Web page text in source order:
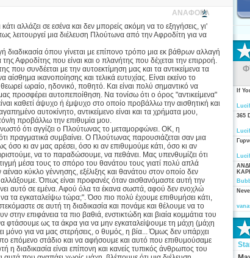
ΑΝΑΦΟΡΑ
αλλάζει σε εσένα και δεν μπορείς ακόμη να το εξηγήσεις, γι'
λειτουργεί μια διέλευση Πλούτωνα από την Αφροδίτη για να
όπου γίνεται με επίπονο τρόπο μια εκ βάθρων αλλαγή
Αφροδίτης που είναι και ο πλανήτης που δέχεται την επιρροή.
που συνδέεται με την αυτοεκτίμηση μας και τα αντικείμενα τα
ικανοποίησης και τελικά ευτυχίας. Είναι εκείνο το
ωραίο, ηδονικό, ποθητό. Και είναι πολύ σημαντικό να
προσφέρει αυτοπεποίθηση. Να τονίσω ότι ο όρος "αντικείμενα"
καθετί άψυχο ή έμψυχο στο οποίο προβάλλω την αισθητική και
αυτοκίνητο, αντικείμενο είναι και τα χρήματα μου,
η προβάλλω την επιθυμία μου.
ότι αγγίζει ο Πλούτωνας το μεταμορφώνει. ΟΚ, η
πραγματικά συμβαίνει. Ο Πλούτωνας παρουσιάζεται σαν μια
κι αν μας αρέσει, όσο κι αν επιθυμούμε κάτι, όσο κι αν
να το παραδώσουμε, να πεθάνει. Μας υπενθυμίζει ότι
μέσα τους το σπόρο του θανάτου τους γιατί πολύ απλά
κύκλο γέννησης, εξέλιξης και θανάτου στον οποίο δεν
Όπως είναι προφανές όταν αισθανόμαστε αυτή την
αυτό σε εμένα. Αφού όλα τα έκανα σωστά, αφού δεν ενοχλώ
τα εγκαταλείψω τώρα;". Όσο πιο πολύ έχουμε επιθυμήσει κάτι,
σε αυτή τη διαδικασία και πονάμε και θέλουμε να το
στην επιφάνεια τα πιο βαθιά, ενστικτώδη και βιαία κομμάτια του
φτάσουμε ως τα άκρα για να μην εγκαταλείψουμε τη μάχη (μάχη
μόνο για να μας στερήσεις, ο θυμός, η βία... Όμως δεν υπάρχει
επόμενο στάδιο και να αφήσουμε και αυτό που επιθυμούσαμε
η διαδικασία είναι επίπονη και κανείς τυπικός άνθρωπος του
If
365